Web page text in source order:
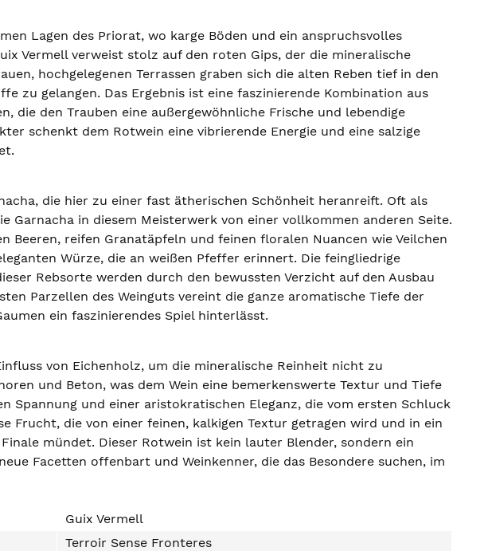
Lagen des Priorat, wo karge Böden und ein anspruchsvolles
Vermell verweist stolz auf den roten Gips, der die mineralische
hochgelegenen Terrassen graben sich die alten Reben tief in den
zu gelangen. Das Ergebnis ist eine faszinierende Kombination aus
die den Trauben eine außergewöhnliche Frische und lebendige
schenkt dem Rotwein eine vibrierende Energie und eine salzige
die hier zu einer fast ätherischen Schönheit heranreift. Oft als
in diesem Meisterwerk von einer vollkommen anderen Seite.
reifen Granatäpfeln und feinen floralen Nuancen wie Veilchen
Würze, die an weißen Pfeffer erinnert. Die feingliedrige
Rebsorte werden durch den bewussten Verzicht auf den Ausbau
Parzellen des Weinguts vereint die ganze aromatische Tiefe der
ein faszinierendes Spiel hinterlässt.
von Eichenholz, um die mineralische Reinheit nicht zu
und Beton, was dem Wein eine bemerkenswerte Textur und Tiefe
Spannung und einer aristokratischen Eleganz, die vom ersten Schluck
Frucht, die von einer feinen, kalkigen Textur getragen wird und in ein
mündet. Dieser Rotwein ist kein lauter Blender, sondern ein
Facetten offenbart und Weinkenner, die das Besondere suchen, im
Guix Vermell
Terroir Sense Fronteres